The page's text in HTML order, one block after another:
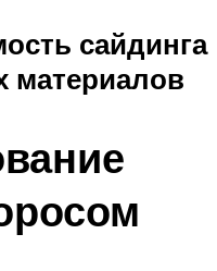
сайдинга
материалов